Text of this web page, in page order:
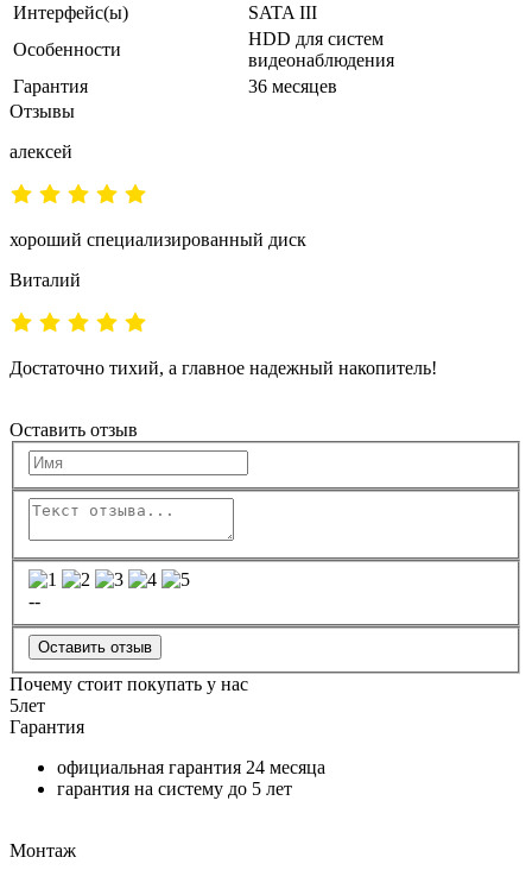
Интерфейс(ы)
SATA III
Особенности
HDD для систем
видеонаблюдения
Гарантия
36 месяцев
Отзывы
алексей
хороший специализированный диск
Виталий
Достаточно тихий, а главное надежный накопитель!
Оставить отзыв
--
Оставить отзыв
Почему стоит покупать у нас
5лет
Гарантия
официальная гарантия 24 месяца
гарантия на систему до 5 лет
Монтаж